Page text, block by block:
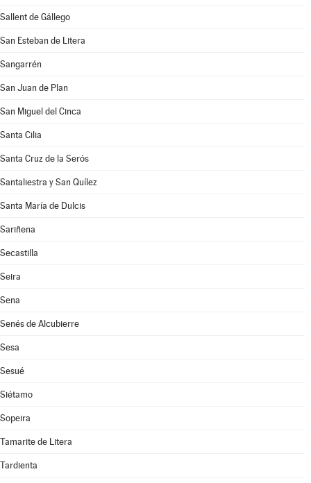
Sallent de Gállego
San Esteban de Litera
Sangarrén
San Juan de Plan
San Miguel del Cinca
Santa Cilia
Santa Cruz de la Serós
Santaliestra y San Quílez
Santa María de Dulcis
Sariñena
Secastilla
Seira
Sena
Senés de Alcubierre
Sesa
Sesué
Siétamo
Sopeira
Tamarite de Litera
Tardienta